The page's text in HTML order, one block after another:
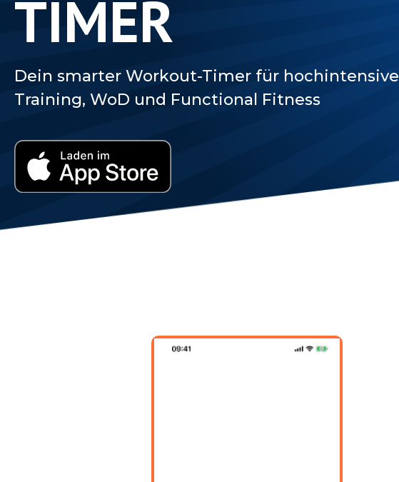
TIMER
Dein smarter Workout-Timer für
Training, WoD und Functional Fitness